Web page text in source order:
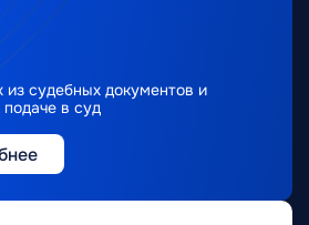
из судебных документов и
подаче в суд